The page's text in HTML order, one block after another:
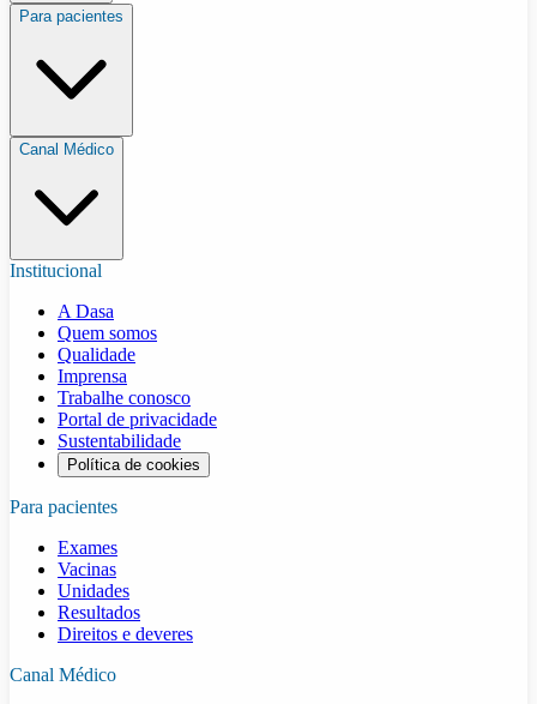
Para pacientes
Canal Médico
Institucional
A Dasa
Quem somos
Qualidade
Imprensa
Trabalhe conosco
Portal de privacidade
Sustentabilidade
Política de cookies
Para pacientes
Exames
Vacinas
Unidades
Resultados
Direitos e deveres
Canal Médico